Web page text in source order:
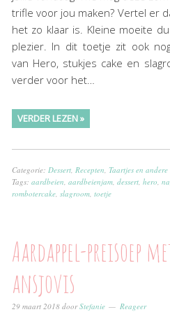
trifle voor jou maken? Vertel er
het zo klaar is. Kleine moeite
plezier. In dit toetje zit ook
van Hero, stukjes cake en
verder voor het…
VERDER LEZEN »
Categorie: Dessert, Recepten Taartjes en
Tags: aardbeien aardbeienjam, dessert, hero
rombotercake, slagroom, toetje
Aardappel-preisoep
ansjovis
29 maart 2018doorStefanie Reageer